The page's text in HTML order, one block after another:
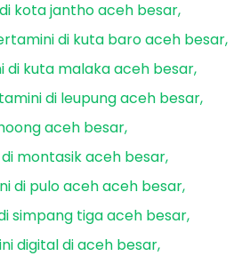
kota jantho aceh besar
di kuta baro aceh besar
di kuta malaka aceh besar
di leupung aceh besar
aceh besar
montasik aceh besar
di pulo aceh aceh besar
simpang tiga aceh besar
digital di aceh besar